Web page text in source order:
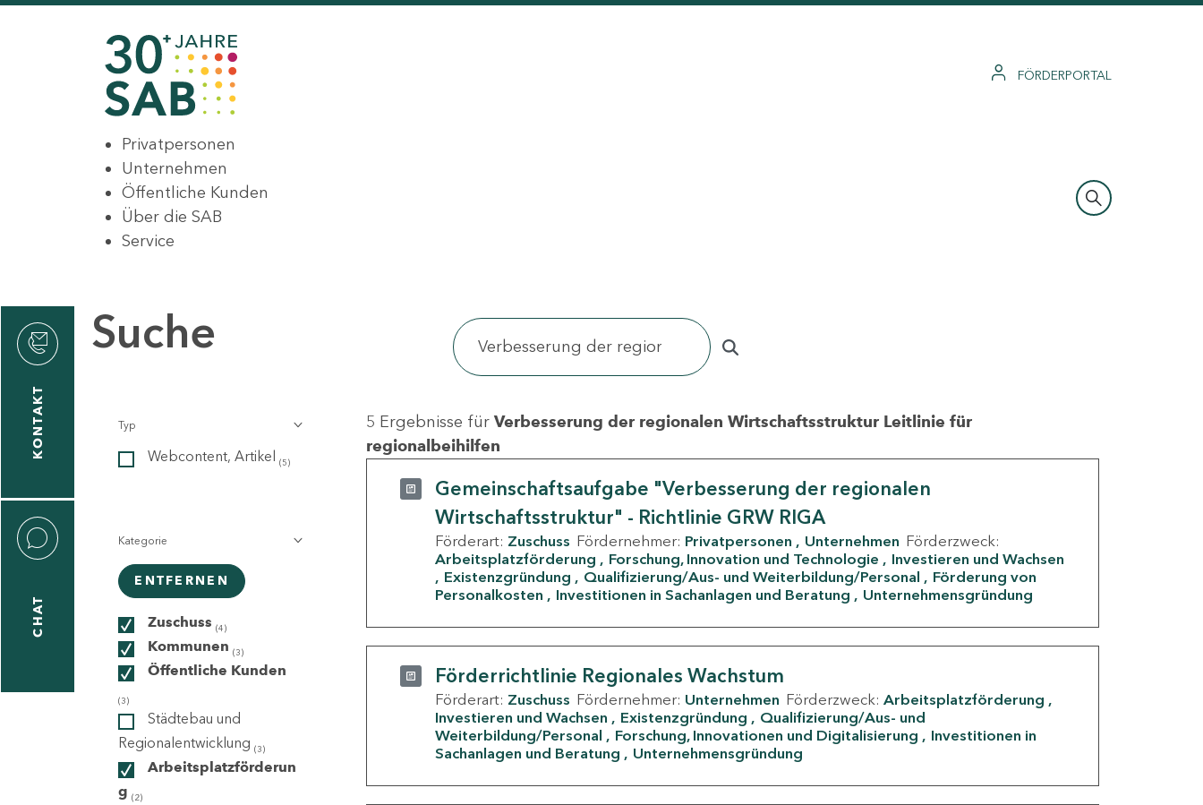
FÖRDERPORTAL
Privatpersonen
Unternehmen
Öffentliche Kunden
Über die SAB
Service
KONTAKT
CHAT
Suche
Typ
Webcontent, Artikel (5)
Kategorie
ENTFERNEN
Zuschuss (4)
Kommunen (3)
Öffentliche Kunden
(3)
Städtebau und
Regionalentwicklung (3)
Arbeitsplatzförderun
g (2)
5 Ergebnisse für Verbesserung der regionalen Wirtschaftsstruktur Leitlinie für
regionalbeihilfen
Gemeinschaftsaufgabe "Verbesserung der regionalen
Wirtschaftsstruktur" - Richtlinie GRW RIGA
Förderart: Zuschuss Fördernehmer: Privatpersonen Unternehmen Förderzweck:
Arbeitsplatzförderung
Forschung, Innovation und Technologie
Investieren und Wachsen
Existenzgründung
Qualifizierung/Aus- und Weiterbildung/Personal
Förderung von
Personalkosten
Investitionen in Sachanlagen und Beratung Unternehmensgründung
Förderrichtlinie Regionales Wachstum
Förderart: Zuschuss Fördernehmer: Unternehmen Förderzweck: Arbeitsplatzförderung
Investieren und Wachsen
Existenzgründung
Qualifizierung/Aus- und
Weiterbildung/Personal
Forschung, Innovationen und Digitalisierung
Investitionen in
Sachanlagen und Beratung
Unternehmensgründung